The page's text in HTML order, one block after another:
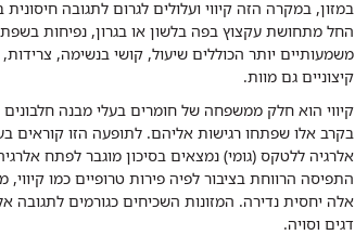
במזון, במקרה הזה קיווי ועלולים לגרום לתגובה
החל מתחושת עקצוץ בפה בלשון או בגרון, נפיחות
משמעותיים יותר הכוללים שיעול, קושי בנשימה,
קיצוניים גם מוות.
קיווי הוא חלק ממשפחה של חומרים בעלי מבנה
בקרב אלו שפתחו רגישות אליהם. לתופעה הזו קוראים
אלרגיה ללטקס (גומי) נמצאים בסיכון מוגבר לפתח
התפיסה הרווחת בציבור לפיה פירות טרופיים כמו
אלה יחסית נדירה. המזונות השכיחים כגורמים לתגובה
דגים וסויה.